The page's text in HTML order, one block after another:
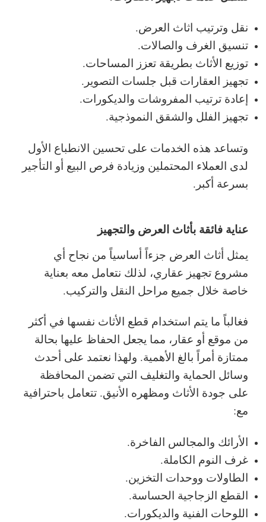
نقل وترتيب اثاث العرض.
تنسيق الغرف والصالات.
توزيع الأثاث بطريقة تعزز المساحات.
تجهيز العقارات قبل جلسات التصوير.
إعادة ترتيب المفروشات والديكورات.
تجهيز الفلل والشقق النموذجية.
وتساعد هذه الخدمات على تحسين الانطباع الأول
لدى العملاء المحتملين وزيادة فرص البيع أو التأجير
بسرعة أكبر.
عناية فائقة بأثاث العرض والتجهيز
يمثل أثاث العرض جزءاً أساسياً من نجاح أي
مشروع تجهيز عقاري، لذلك نتعامل معه بعناية
خاصة خلال جميع مراحل النقل والتركيب.
فغالباً ما يتم استخدام قطع الأثاث نفسها في أكثر
من موقع أو عقار، مما يجعل الحفاظ عليها بحالة
ممتازة أمراً بالغ الأهمية. ولهذا نعتمد على أحدث
وسائل الحماية والتغليف التي تضمن المحافظة
على جودة الأثاث ومظهره الأنيق. تتعامل باحترافية
مع:
الأرائك والمجالس الفاخرة.
غرف النوم الكاملة.
الطاولات ووحدات التخزين.
القطع الزجاجية الحساسة.
اللوحات الفنية والديكورات.